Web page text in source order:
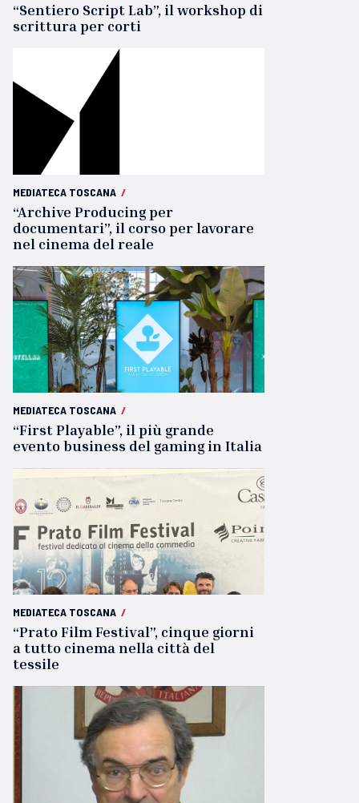
“Sentiero Script Lab”, il workshop di
scrittura per corti
MEDIATECA TOSCANA /
“Archive Producing per
documentari”, il corso per lavorare
nel cinema del reale
MEDIATECA TOSCANA /
“First Playable”, il più grande
evento business del gaming in Italia
MEDIATECA TOSCANA /
“Prato Film Festival”, cinque giorni
a tutto cinema nella città del
tessile